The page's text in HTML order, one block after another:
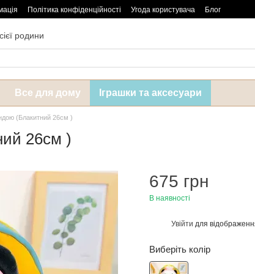
Політика конфіденційності Угода користувача Блог
родини
Все для дому Іграшки та аксесуари
(Блакитний 26см )
26см )
675 грн
В наявності
Увійти для
Виберіть колір